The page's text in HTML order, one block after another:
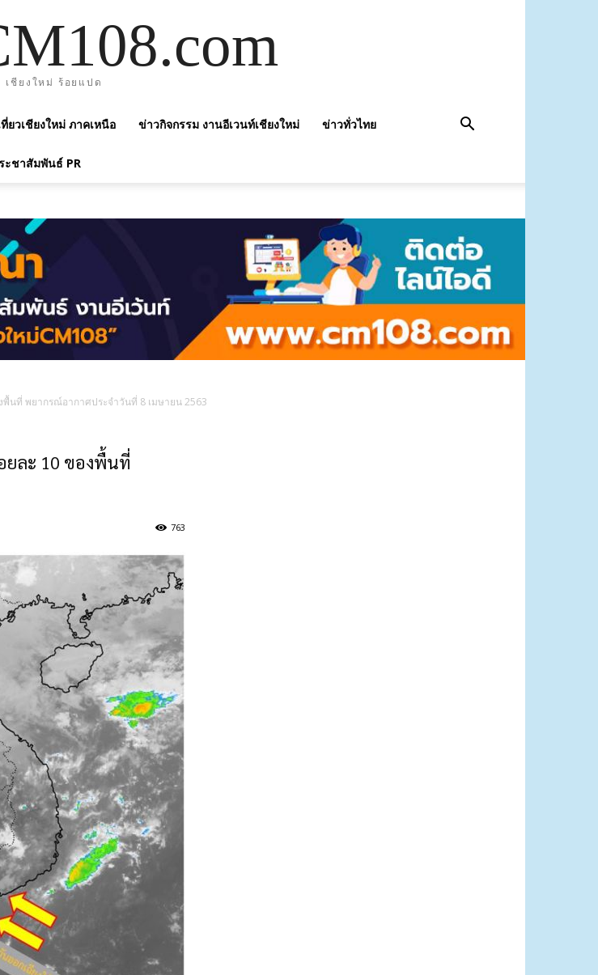
เชียงใหม่ ร้อยแปด
ที่ยวเชียงใหม่ ภาคเหนือ ข่าวกิจกรรม งานอีเวนท์เชียงใหม่ ข่าวทั่วไทย
ะชาสัมพันธ์ PR
นที่ พยากรณ์อากาศประจำวันที่ 8 เมษายน 2563
ยละ 10 ของพื้นที่
763